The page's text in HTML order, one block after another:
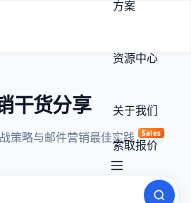
方案
资源中心
关于我们
索取报价
Sales
干货分享
策略与邮件营销最佳实践